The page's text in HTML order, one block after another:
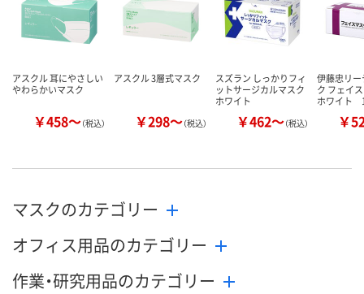
カゴへ カゴへ カ
アスクル 耳にやさしい
やわらかいマスク
￥458～（税込）
アスクル 3層式マスク
￥298～（税込）
スズラン しっかりフィ
ットサージカルマスク
ホワイト
￥462～（税込）
伊藤忠リ
ク フェイ
ホワイト
￥
マスクのカテゴリー
オフィス用品のカテゴリー
作業・研究用品のカテゴリー